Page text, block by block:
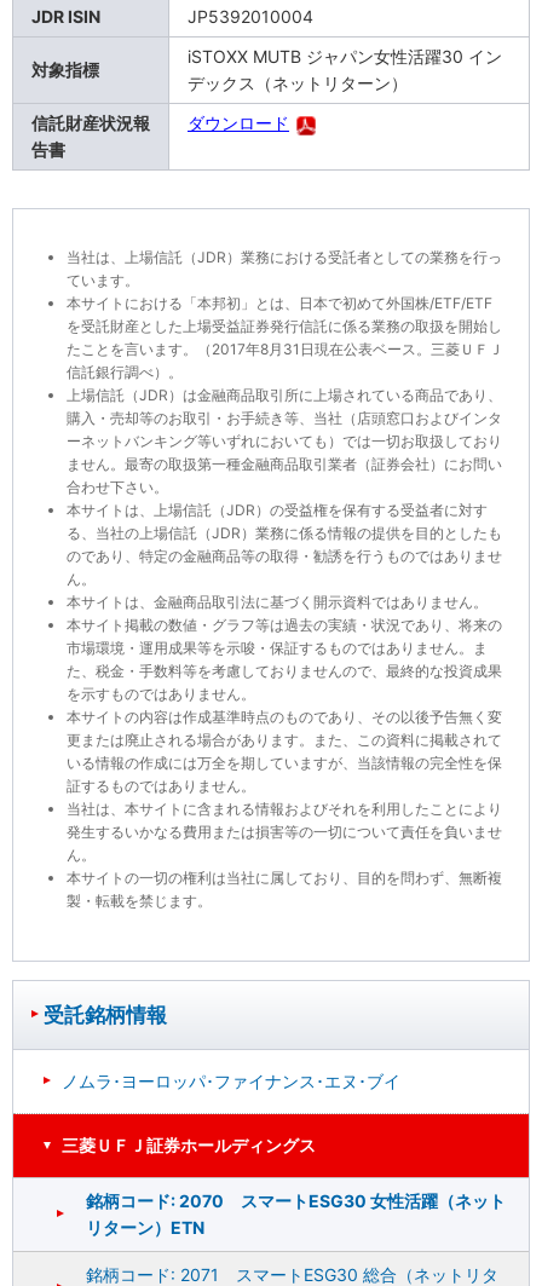
受託銘柄情報
ノムラ･ヨーロッパ･ファイナンス･エヌ･ブイ
三菱ＵＦＪ証券ホールディングス
銘柄コード: 2070 スマートESG30 女性活躍（ネット
リターン）ETN
銘柄コード: 2071 スマートESG30 総合（ネットリタ
JDR ISIN
JP5392010004
対象指標
iSTOXX MUTB ジャパン女性活躍30 イン
デックス（ネットリターン）
信託財産状況報
告書
ダウンロード
当社は、上場信託（JDR）業務における受託者としての業務を行っ
ています。
本サイトにおける「本邦初」とは、日本で初めて外国株/ETF/ETF
を受託財産とした上場受益証券発行信託に係る業務の取扱を開始し
たことを言います。（2017年8月31日現在公表ベース。三菱ＵＦＪ
信託銀行調べ）。
上場信託（JDR）は金融商品取引所に上場されている商品であり、
購入・売却等のお取引・お手続き等、当社（店頭窓口およびインタ
ーネットバンキング等いずれにおいても）では一切お取扱しており
ません。最寄の取扱第一種金融商品取引業者（証券会社）にお問い
合わせ下さい。
本サイトは、上場信託（JDR）の受益権を保有する受益者に対す
る、当社の上場信託（JDR）業務に係る情報の提供を目的としたも
のであり、特定の金融商品等の取得・勧誘を行うものではありませ
ん。
本サイトは、金融商品取引法に基づく開示資料ではありません。
本サイト掲載の数値・グラフ等は過去の実績・状況であり、将来の
市場環境・運用成果等を示唆・保証するものではありません。ま
た、税金・手数料等を考慮しておりませんので、最終的な投資成果
を示すものではありません。
本サイトの内容は作成基準時点のものであり、その以後予告無く変
更または廃止される場合があります。また、この資料に掲載されて
いる情報の作成には万全を期していますが、当該情報の完全性を保
証するものではありません。
当社は、本サイトに含まれる情報およびそれを利用したことにより
発生するいかなる費用または損害等の一切について責任を負いませ
ん。
本サイトの一切の権利は当社に属しており、目的を問わず、無断複
製・転載を禁じます。